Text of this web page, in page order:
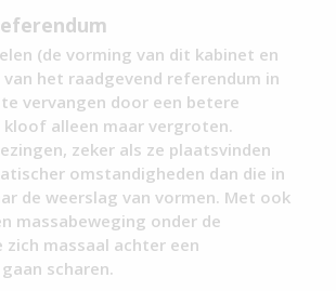
(de vorming van dit kabinet en
het raadgevend referendum in
vervangen door een betere
kloof alleen maar vergroten.
zeker als ze plaatsvinden
omstandigheden dan die in
de weerslag van vormen. Met ook
massabeweging onder de
zich massaal achter een
scharen.